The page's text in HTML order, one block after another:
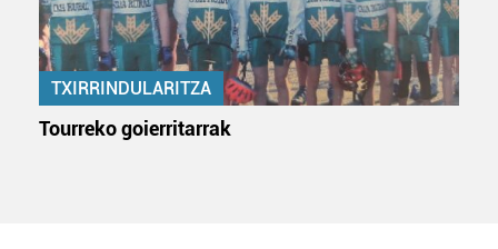
TXIRRINDULARITZA
Tourreko goierritarrak